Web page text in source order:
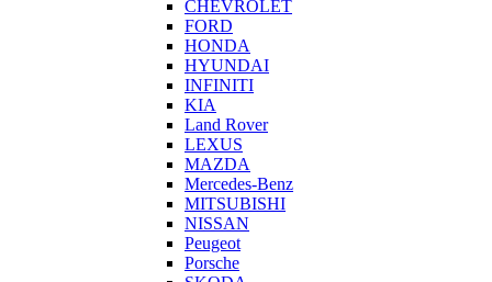
CHEVROLET
FORD
HONDA
HYUNDAI
INFINITI
KIA
Land Rover
LEXUS
MAZDA
Mercedes-Benz
MITSUBISHI
NISSAN
Peugeot
Porsche